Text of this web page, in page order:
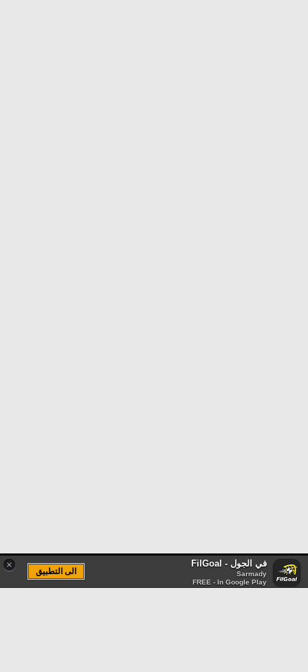
× في الجول - FilGoal
Sarmady
FREE - In Google Play
الى التطبيق